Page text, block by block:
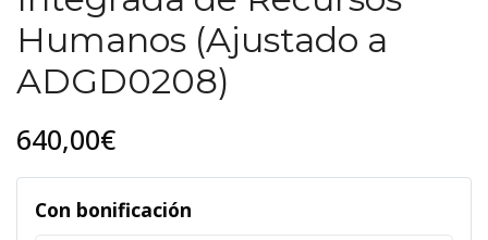
Humanos (Ajustado a
ADGD0208)
640,00€
Con bonificación